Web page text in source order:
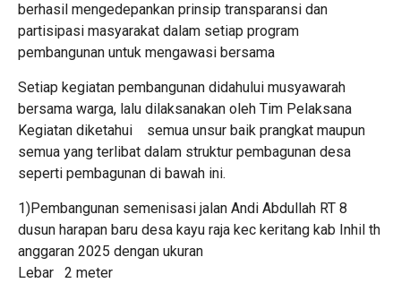
berhasil mengedepankan prinsip transparansi dan
partisipasi masyarakat dalam setiap program
pembangunan untuk mengawasi bersama
Setiap kegiatan pembangunan didahului musyawarah
bersama warga, lalu dilaksanakan oleh Tim Pelaksana
Kegiatan diketahui semua unsur baik prangkat maupun
semua yang terlibat dalam struktur pembagunan desa
seperti pembagunan di bawah ini.
1)Pembangunan semenisasi jalan Andi Abdullah RT 8
dusun harapan baru desa kayu raja kec keritang kab Inhil th
anggaran 2025 dengan ukuran
Lebar 2 meter